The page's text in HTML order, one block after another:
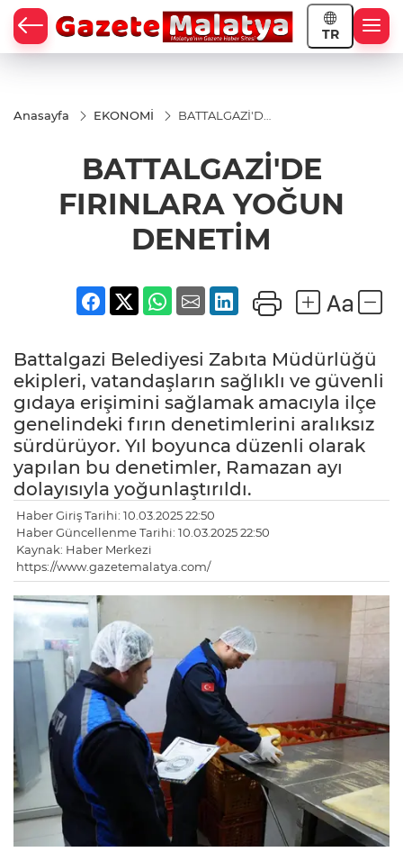
TR
Anasayfa EKONOMİ
BATTALGAZİ'DE
DENETİM
BATTALGAZİ'DE
FIRINLARA YOĞUN
DENETİM
Battalgazi Belediyesi Zabıta Müdürlüğü
ekipleri, vatandaşların sağlıklı ve güvenli
gıdaya erişimini sağlamak amacıyla ilçe
genelindeki fırın denetimlerini aralıksız
sürdürüyor. Yıl boyunca düzenli olarak
yapılan bu denetimler, Ramazan ayı
dolayısıyla yoğunlaştırıldı.
Haber Giriş Tarihi: 10.03.2025 22:50
Haber Güncellenme Tarihi: 10.03.2025 22:50
Kaynak: Haber Merkezi
https://www.gazetemalatya.com/